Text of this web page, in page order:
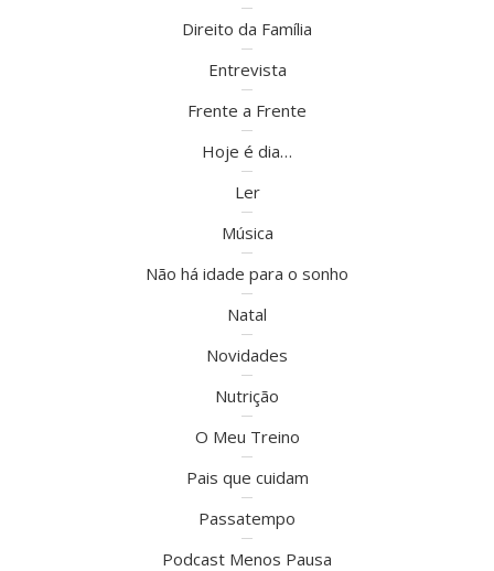
Direito da Família
Entrevista
Frente a Frente
Hoje é dia…
Ler
Música
Não há idade para o sonho
Natal
Novidades
Nutrição
O Meu Treino
Pais que cuidam
Passatempo
Podcast Menos Pausa